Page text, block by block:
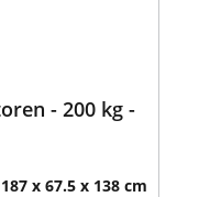
- 200 kg -
187 x 67.5 x 138 cm